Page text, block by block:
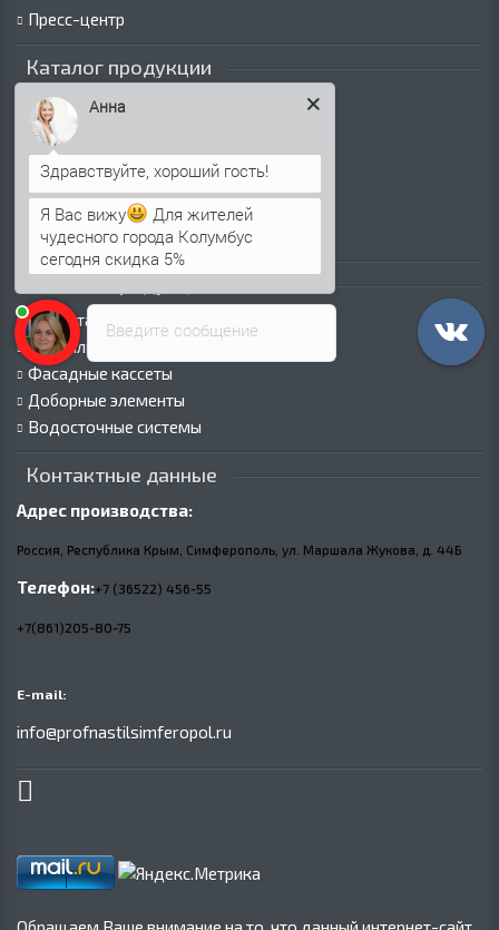
Пресс-центр
Каталог продукции
Профнастил для крыши
Профнастил для забора
Стеновой профнастил
Кровельные сэндвич-панели
Стеновые сэндвич-панели
Металлочерепица
Евроштакетник
Металлический сайдинг
Фасадные кассеты
Доборные элементы
Водосточные системы
Контактные данные
Адрес производства:
Россия, Республика Крым, Симферополь, ул. Маршала Жукова, д. 44Б
Телефон:+7 (36522) 456-55
+7(861)205-80-75
E-mail:
info@profnastilsimferopol.ru
Введите сообщение
Анна
Я Вас вижу
Для жителей
чудесного города Колумбус
сегодня скидка 5%